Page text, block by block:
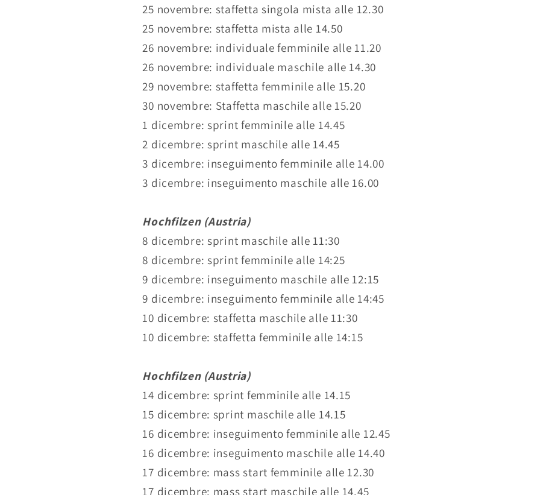
25 novembre: staffetta singola mista alle 12.30
25 novembre: staffetta mista alle 14.50
26 novembre: individuale femminile alle 11.20
26 novembre: individuale maschile alle 14.30
29 novembre: staffetta femminile alle 15.20
30 novembre: Staffetta maschile alle 15.20
1 dicembre: sprint femminile alle 14.45
2 dicembre: sprint maschile alle 14.45
3 dicembre: inseguimento femminile alle 14.00
3 dicembre: inseguimento maschile alle 16.00
Hochfilzen (Austria)
8 dicembre: sprint maschile alle 11:30
8 dicembre: sprint femminile alle 14:25
9 dicembre: inseguimento maschile alle 12:15
9 dicembre: inseguimento femminile alle 14:45
10 dicembre: staffetta maschile alle 11:30
10 dicembre: staffetta femminile alle 14:15
Hochfilzen (Austria)
14 dicembre: sprint femminile alle 14.15
15 dicembre: sprint maschile alle 14.15
16 dicembre: inseguimento femminile alle 12.45
16 dicembre: inseguimento maschile alle 14.40
17 dicembre: mass start femminile alle 12.30
17 dicembre: mass start maschile alle 14.45